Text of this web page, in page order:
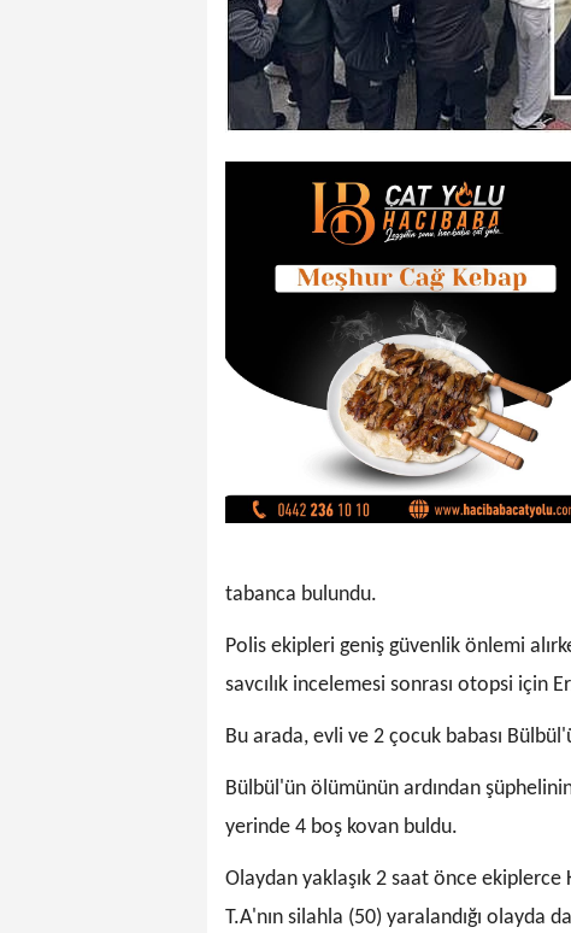
tabanca bulundu.
Polis ekipleri geniş güvenlik önlemi
savcılık incelemesi sonrası otopsi için
Bu arada, evli ve 2 çocuk babası
Bülbül'ün ölümünün ardından
yerinde 4 boş kovan buldu.
Olaydan yaklaşık 2 saat önce
T.A'nın silahla (50) yaralandığı olayda